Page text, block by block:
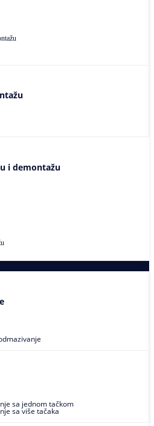
i demontažu
sa jednom tačkom
sa više tačaka